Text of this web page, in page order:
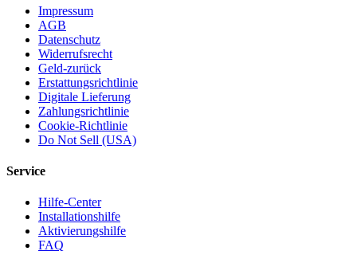
Impressum
AGB
Datenschutz
Widerrufsrecht
Geld-zurück
Erstattungsrichtlinie
Digitale Lieferung
Zahlungsrichtlinie
Cookie-Richtlinie
Do Not Sell (USA)
Service
Hilfe-Center
Installationshilfe
Aktivierungshilfe
FAQ